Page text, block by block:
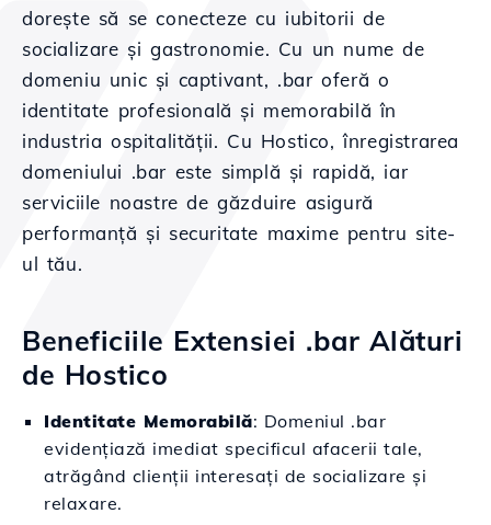
dorește să se conecteze cu iubitorii de
socializare și gastronomie. Cu un nume de
domeniu unic și captivant, .bar oferă o
identitate profesională și memorabilă în
industria ospitalității. Cu Hostico, înregistrarea
domeniului .bar este simplă și rapidă, iar
serviciile noastre de găzduire asigură
performanță și securitate maxime pentru site-
ul tău.
Beneficiile Extensiei .bar Alături
de Hostico
Identitate Memorabilă: Domeniul .bar
evidențiază imediat specificul afacerii tale,
atrăgând clienții interesați de socializare și
relaxare.